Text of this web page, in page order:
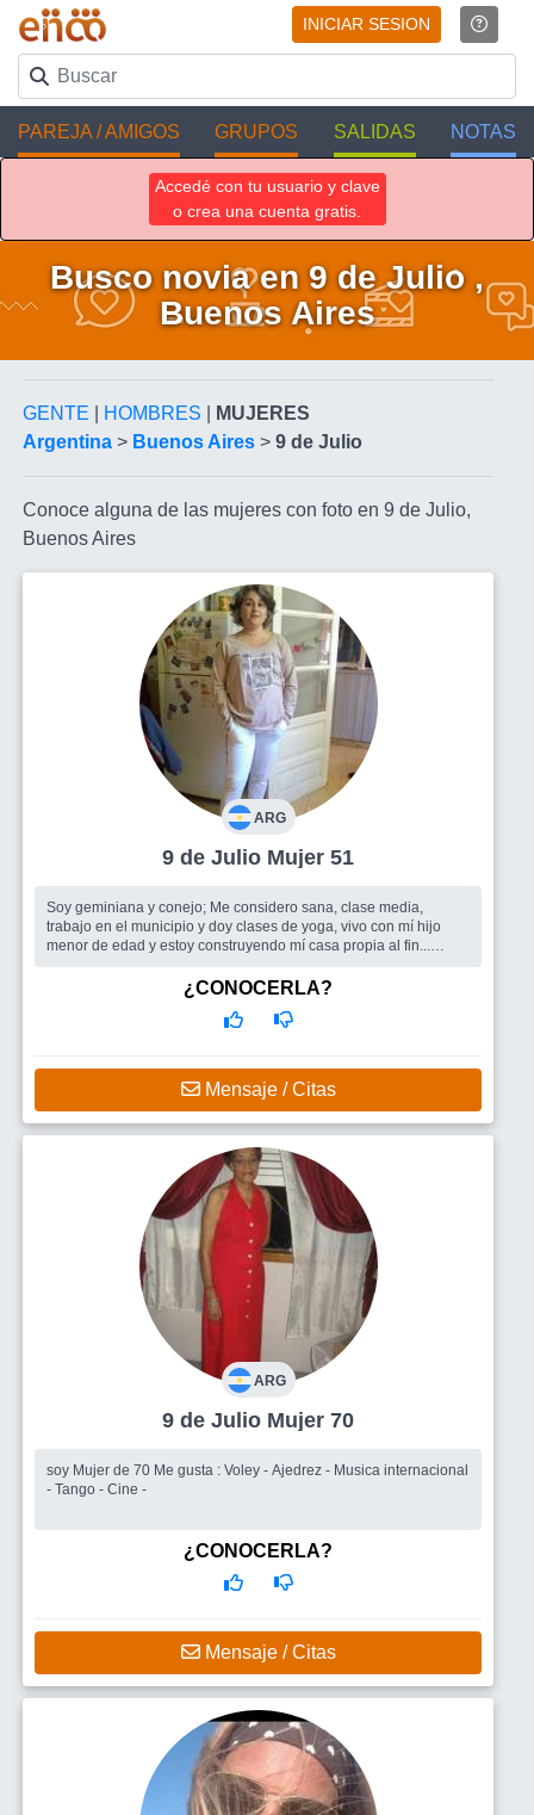
INICIAR SESION
PAREJA / AMIGOS GRUPOS SALIDAS NOTAS
Accedé con tu usuario y clave
o crea una cuenta gratis.
Busco novia en 9 de Julio ,
Buenos Aires
GENTE HOMBRES
MUJERES
Argentina > Buenos Aires > 9 de Julio
Conoce alguna de las mujeres con foto en 9 de Julio,
Buenos Aires
ARG
9 de Julio Mujer 51
Soy geminiana y conejo; Me considero sana, clase media,
trabajo en el municipio y doy clases de yoga, vivo con mí hijo
menor de edad y estoy construyendo mí casa propia al fin...
¿CONOCERLA?
Mensaje / Citas
ARG
9 de Julio Mujer 70
soy Mujer de 70 Me gusta : Voley - Ajedrez - Musica internacional
- Tango - Cine -
¿CONOCERLA?
Mensaje / Citas